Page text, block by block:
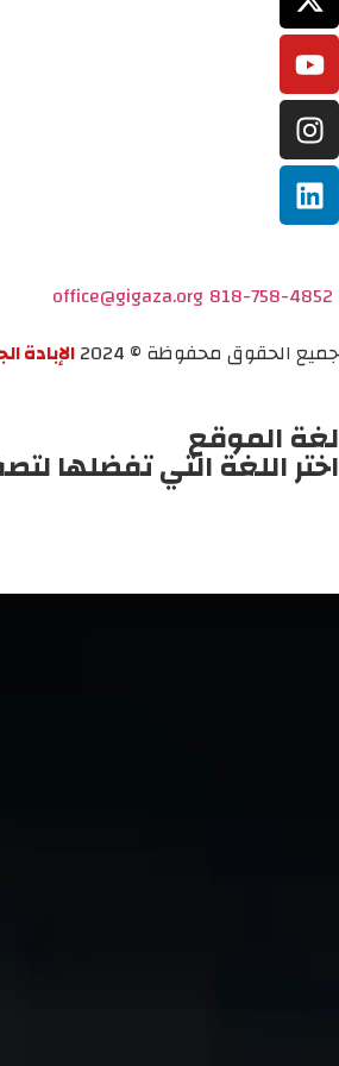
818-758-4852
office@gigaza.org
جميع الحقوق محفوظة © 2024
الإبادة
لغة الموقع
اختر اللغة التي تفضلها